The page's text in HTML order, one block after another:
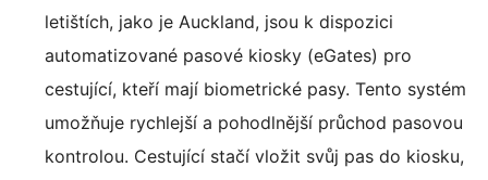
letištích, jako je Auckland, jsou k dispozici
automatizované pasové kiosky (eGates) pro
cestující, kteří mají biometrické pasy. Tento systém
umožňuje rychlejší a pohodlnější průchod pasovou
kontrolou. Cestující stačí vložit svůj pas do kiosku,